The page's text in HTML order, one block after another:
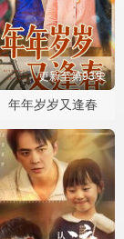
更新至第93集
年年岁岁又逢春